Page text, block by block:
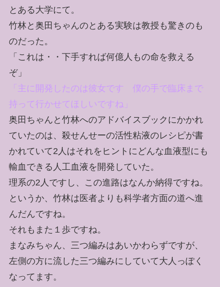
とある大学にて。
竹林と奥田ちゃんのとある実験は教授も驚きのも
のだった。
「これは・・下手すれば何億人もの命を救える
ぞ」
「主に開発したのは彼女です 僕の手で臨床まで
持って行かせてほしいですね」
奥田ちゃんと竹林へのアドバイスブックにかかれ
ていたのは、殺せんせーの活性粘液のレシピが書
かれていて2人はそれをヒントにどんな血液型にも
輸血できる人工血液を開発していた。
理系の2人ですし、この進路はなんか納得ですね。
というか、竹林は医者よりも科学者方面の道へ進
んだんですね。
それもまた１歩ですね。
まなみちゃん、三つ編みはあいかわらずですが、
左側の方に流した三つ編みにしていて大人っぽく
なってます。